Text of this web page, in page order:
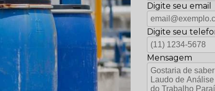
Digite seu email
Digite seu
Mensagem